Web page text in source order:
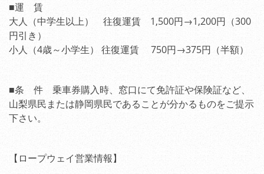
■運 賃
大人（中学生以上） 往復運賃 1,500円→1,200円（300
円引き）
小人（4歳～小学生） 往復運賃 750円→375円（半額）
■条 件 乗車券購入時、窓口にて免許証や保険証など、
山梨県民または静岡県民であることが分かるものをご提示
下さい。
【ロープウェイ営業情報】